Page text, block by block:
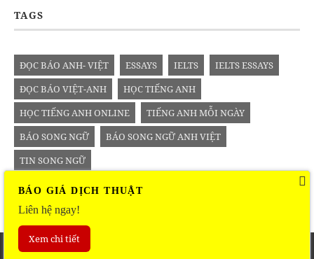
TAGS
ĐỌC BÁO ANH- VIỆT ESSAYS IELTS
IELTS ESSAYS
ĐỌC BÁO VIỆT-ANH
HỌC TIẾNG ANH
HỌC TIẾNG ANH ONLINE
TIẾNG ANH MỖI NGÀY
BÁO SONG NGỮ
BÁO SONG NGỮ ANH VIỆT
TIN SONG NGỮ
Copyright © 2016
BÁO GIÁ DỊCH THUẬT
Liên hệ ngay!
Xem chi tiết